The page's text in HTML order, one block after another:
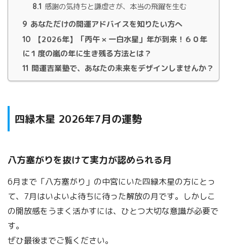
8.1 感謝の気持ちと謙虚さが、本当の飛躍を生む
9 あなただけの開運アドバイスを知りたい方へ
10
【2026年】「丙午 × 一白水星」年が到来！６０年
に１度の嵐の年に生き残る方法とは？
11 開運吉業塾で、あなたの未来をデザインしませんか？
四緑木星 2026年7月の運勢
八方塞がりを抜けて実力が認められる月
6月まで「八方塞がり」の中宮にいた四緑木星の方にとっ
て、7月はいよいよ待ちに待った解放の月です。しかしこ
の開放感をうまく活かすには、ひとつ大切な意識が必要で
す。
ぜひ最後までご覧ください。